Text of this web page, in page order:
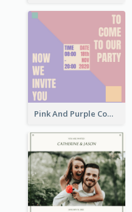
Pink And Purple Come To our Party Invitation